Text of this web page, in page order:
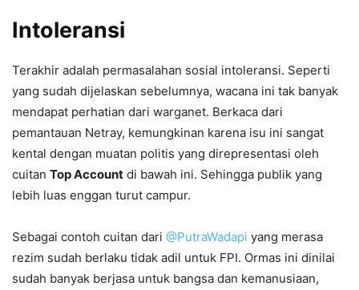
Intoleransi
Terakhir adalah permasalahan sosial intoleransi. Seperti
yang sudah dijelaskan sebelumnya, wacana ini tak banyak
mendapat perhatian dari warganet. Berkaca dari
pemantauan Netray, kemungkinan karena isu ini sangat
kental dengan muatan politis yang direpresentasi oleh
cuitan Top Account di bawah ini. Sehingga publik yang
lebih luas enggan turut campur.
Sebagai contoh cuitan dari @PutraWadapi yang merasa
rezim sudah berlaku tidak adil untuk FPI. Ormas ini dinilai
sudah banyak berjasa untuk bangsa dan kemanusiaan,